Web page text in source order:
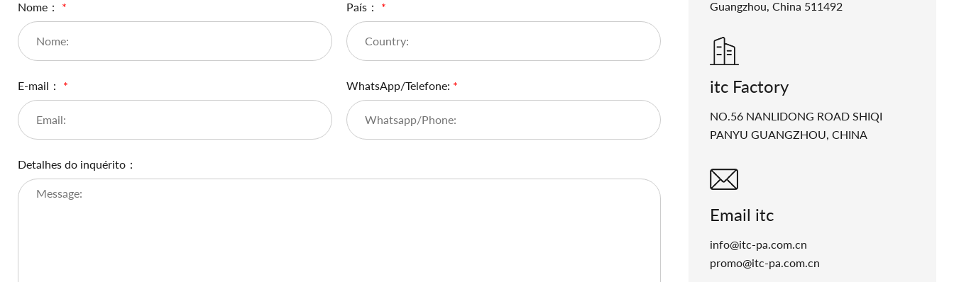
Nome： * País： *
E-mail： * WhatsApp/Telefone: *
Detalhes do inquérito：
Guangzhou, China 511492
itc Factory
NO.56 NANLIDONG ROAD SHIQI
PANYU GUANGZHOU, CHINA
Email itc
info@itc-pa.com.cn
promo@itc-pa.com.cn